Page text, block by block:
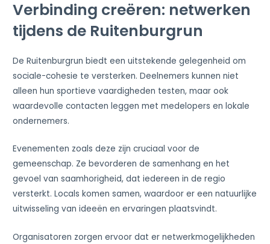
Verbinding creëren: netwerken
tijdens de Ruitenburgrun
De Ruitenburgrun biedt een uitstekende gelegenheid om
sociale-cohesie te versterken. Deelnemers kunnen niet
alleen hun sportieve vaardigheden testen, maar ook
waardevolle contacten leggen met medelopers en lokale
ondernemers.
Evenementen zoals deze zijn cruciaal voor de
gemeenschap. Ze bevorderen de samenhang en het
gevoel van saamhorigheid, dat iedereen in de regio
versterkt. Locals komen samen, waardoor er een natuurlijke
uitwisseling van ideeën en ervaringen plaatsvindt.
Organisatoren zorgen ervoor dat er netwerkmogelijkheden